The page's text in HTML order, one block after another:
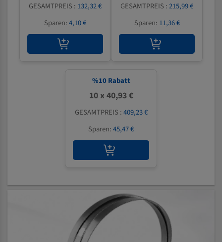
GESAMTPREIS : 132,32 €
Sparen:4,10 €
GESAMTPREIS :215,99 €
Sparen: 11,36 €
%10 Rabatt
10 x 40,93 €
GESAMTPREIS :409,23 €
Sparen:45,47 €